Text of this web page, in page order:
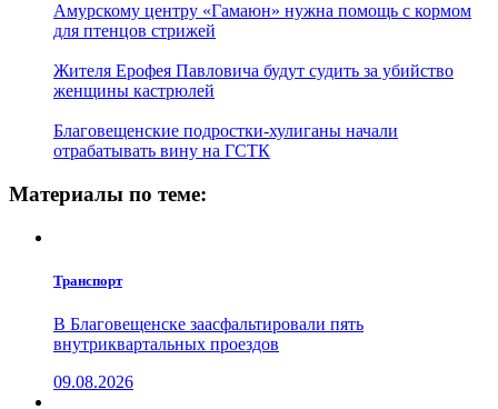
Амурскому центру «Гамаюн» нужна помощь с кормом
для птенцов стрижей
Жителя Ерофея Павловича будут судить за убийство
женщины кастрюлей
Благовещенские подростки-хулиганы начали
отрабатывать вину на ГСТК
Материалы по теме:
Транспорт
В Благовещенске заасфальтировали пять
внутриквартальных проездов
09.08.2026